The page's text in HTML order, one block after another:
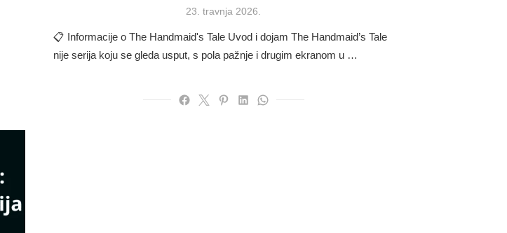
Posted
23. travnja 2026.
📋 Informacije o The Handmaid's Tale Uvod i dojam The Handmaid’s Tale
nije serija koju se gleda usput, s pola pažnje i drugim ekranom u …